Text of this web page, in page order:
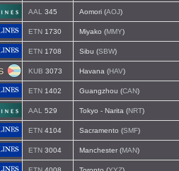
AAL 345 Aomori (AOJ)
ETN 1730 Miyako (MMY)
ETN 1708 Sibu (SBW)
KUB 3073 Havana (HAV)
ETN 1402 Guangzhou (CAN)
AAL 529 Tokyo - Narita (NRT)
ETN 4104 Sacramento (SMF)
ETN 3004 Manchester (MAN)